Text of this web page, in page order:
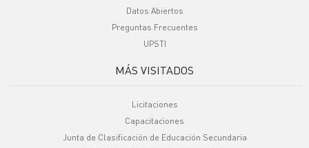
Datos Abiertos
Preguntas Frecuentes
UPSTI
MÁS VISITADOS
Licitaciones
Capacitaciones
Junta de Clasificación de Educación Secundaria